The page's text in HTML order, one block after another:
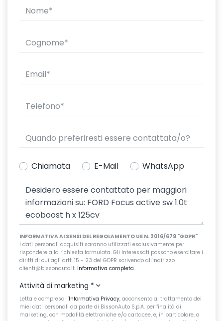
Chiamata E-Mail WhatsApp
INFORMATIVA AI SENSI DEL REGOLAMENTO UE N. 2016/679 "GDPR"
I dati personali acquisiti saranno utilizzati esclusivamente per
rispondere alla richiesta formulata. Gli Interessati possono esercitare i
diritti di cui agli artt. 15 - 23 del GDPR scrivendo all'indirizzo
clienti@bissonauto.it. Informativa completa.
Attività di marketing *
Letta e compresa l’Informativa Privacy, acconsento al trattamento dei
miei dati personali da parte di BissonAuto S.p.A. per finalità di
marketing, con modalità elettroniche e/o cartacee, e, in particolare, a